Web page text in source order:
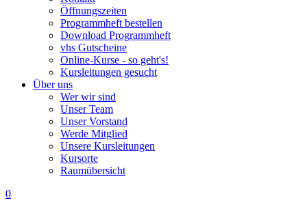
Öffnungszeiten
Programmheft bestellen
Download Programmheft
vhs Gutscheine
Online-Kurse - so geht's!
Kursleitungen gesucht
Über uns
Wer wir sind
Unser Team
Unser Vorstand
Werde Mitglied
Unsere Kursleitungen
Kursorte
Raumübersicht
0